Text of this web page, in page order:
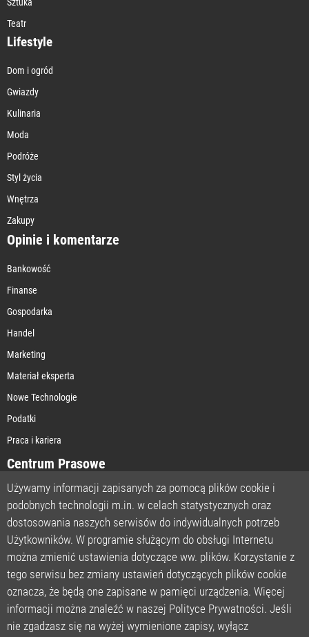
Sztuka
Teatr
Lifestyle
Dom i ogród
Gwiazdy
Kulinaria
Moda
Podróże
Styl życia
Wnętrza
Zakupy
Opinie i komentarze
Bankowość
Finanse
Gospodarka
Handel
Marketing
Materiał eksperta
Nowe Technologie
Podatki
Praca i kariera
Centrum Prasowe
STRONA GŁÓWNA
O NAS
POLITYKA PRYWATNOŚCI
REGULAMIN
LICENCJA
REJESTRACJA
Używamy informacji zapisanych za pomocą plików cookie i
podobnych technologii m.in. w celach statystycznych oraz
dostosowania naszych serwisów do indywidualnych potrzeb
Użytkowników. W programie służącym do obsługi Internetu
można zmienić ustawienia dotyczące ww. plików. Korzystanie z
tego serwisu bez zmiany ustawień dotyczących plików cookie
oznacza, że będą one zapisane w pamięci urządzenia. Więcej
informacji można znaleźć w naszej Polityce Prywatności. Jeśli
nie zgadzasz się na wyżej wymienione zapisy, wyłącz